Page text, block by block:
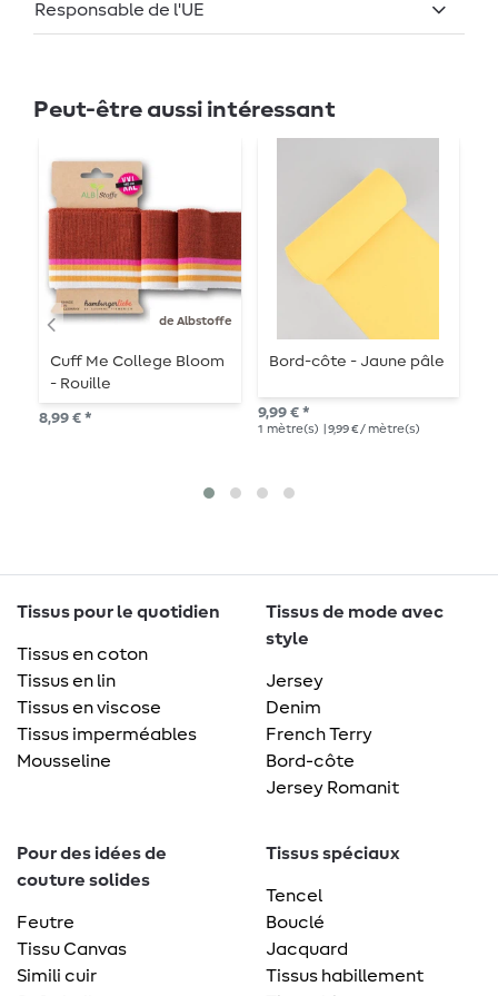
Responsable de l'UE
Peut-être aussi intéressant
de Albstoffe
Cuff Me College Bloom
- Rouille
8,99 € *
Bord-côte - Jaune pâle
9,99 € *
1 mètre(s) | 9,99 € / mètre(s)
Tissus pour le quotidien
Tissus en coton
Tissus en lin
Tissus en viscose
Tissus imperméables
Mousseline
Tissus de mode avec
style
Jersey
Denim
French Terry
Bord-côte
Jersey Romanit
Pour des idées de
couture solides
Feutre
Tissu Canvas
Simili cuir
Tissus spéciaux
Tencel
Bouclé
Jacquard
Tissus habillement